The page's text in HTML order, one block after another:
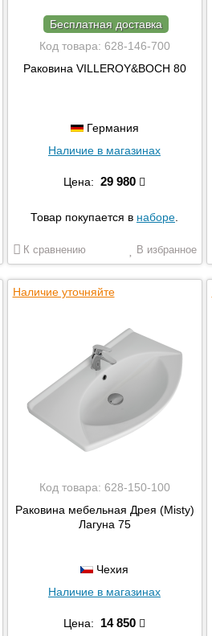
Бесплатная доставка
Код товара: 628-146-700
Раковина VILLEROY&BOCH 80
Германия
Наличие в магазинах
Цена: 29 980
Товар покупается в наборе
К сравнению В избранное
Наличие уточняйте
Код товара: 628-150-100
Раковина мебельная Дрея (Misty)
Лагуна 75
Чехия
Наличие в магазинах
Цена: 14 850